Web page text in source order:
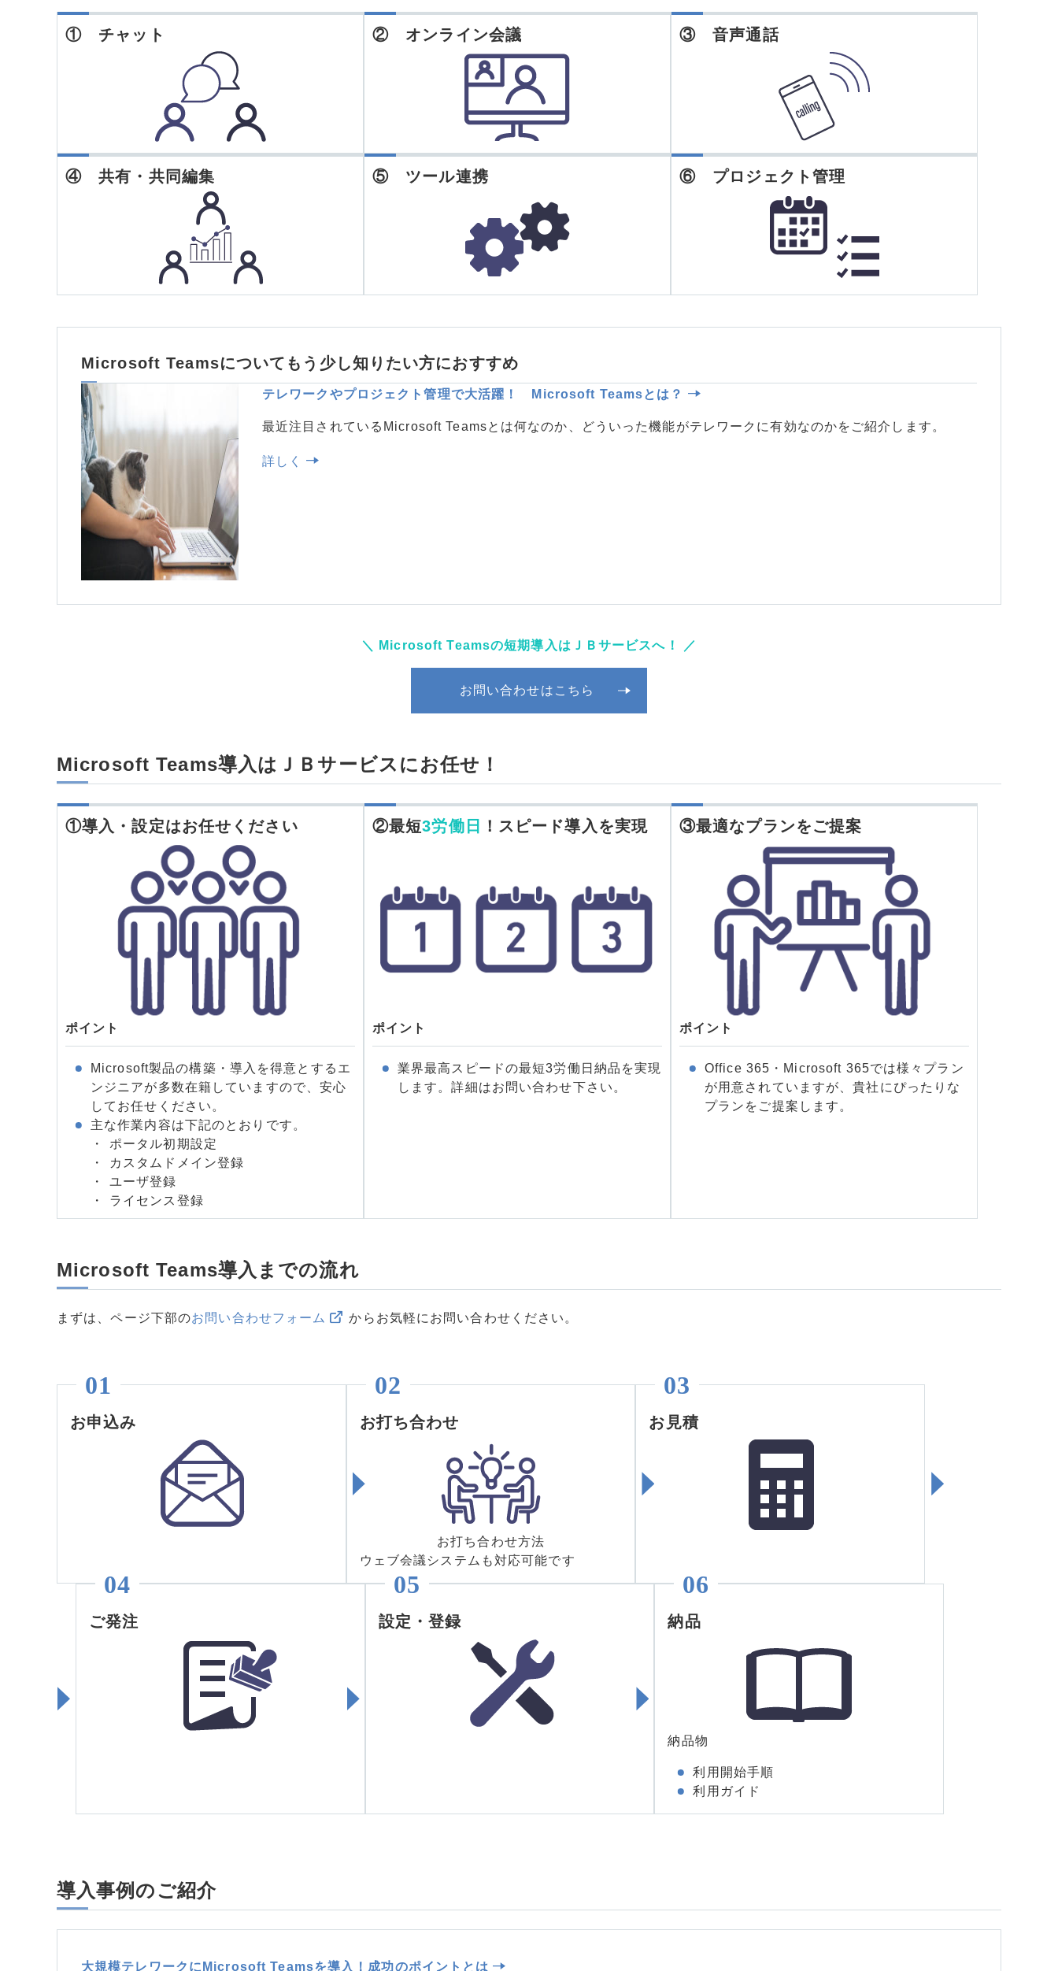
① チャット ② オンライン会議 ③ 音声通話
④ 共有・共同編集 ⑤ ツール連携 ⑥ プロジェクト管理
Microsoft Teamsについてもう少し知りたい方におすすめ
テレワークやプロジェクト管理で大活躍！ Microsoft Teamsとは？
最近注目されているMicrosoft Teamsとは何なのか、どういった機能がテレワークに有効なのかをご紹介します。
詳しく
＼ Microsoft Teamsの短期導入はＪＢサービスへ！ ／
お問い合わせはこちら
Microsoft Teams導入はＪＢサービスにお任せ！
①導入・設定はお任せください
ポイント
Microsoft製品の構築・導入を得意とするエ
ンジニアが多数在籍していますので、安心
してお任せください。
主な作業内容は下記のとおりです。
ポータル初期設定
カスタムドメイン登録
ユーザ登録
ライセンス登録
②最短3労働日 ！スピード導入を実現
ポイント
業界最高スピードの最短3労働日納品を実現
します。詳細はお問い合わせ下さい。
③最適なプランをご提案
ポイント
Office 365・Microsoft 365では様々プラン
が用意されていますが、貴社にぴったりな
プランをご提案します。
Microsoft Teams導入までの流れ
まずは、ページ下部のお問い合わせフォーム からお気軽にお問い合わせください。
お申込み お打ち合わせ
お打ち合わせ方法
ウェブ会議システムも対応可能です
お見積
ご発注 設定・登録 納品
納品物
利用開始手順
利用ガイド
導入事例のご紹介
大規模テレワークにMicrosoft Teamsを導入！成功のポイントとは